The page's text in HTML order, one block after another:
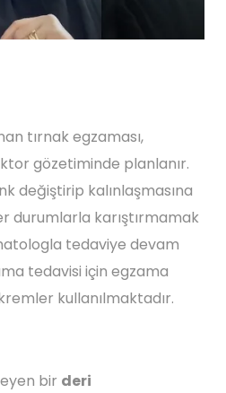
tırnak egzaması,
gözetiminde planlanır.
değiştirip kalınlaşmasına
durumlarla karıştırmamak
tedaviye devam
tedavisi için egzama
kullanılmaktadır.
bir deri